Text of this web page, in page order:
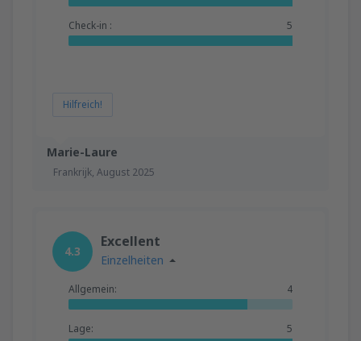
Marie-Laure
Frankrijk, August 2025
Check-in : 5
Hilfreich!
4.3
Excellent
Einzelheiten
Allgemein: 4
Lage: 5